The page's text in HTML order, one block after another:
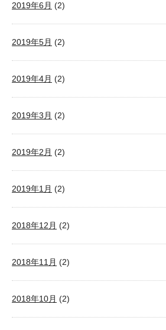
2019年6月 (2)
2019年5月 (2)
2019年4月 (2)
2019年3月 (2)
2019年2月 (2)
2019年1月 (2)
2018年12月 (2)
2018年11月 (2)
2018年10月 (2)